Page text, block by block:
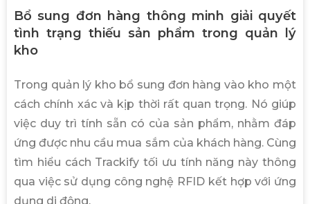
Bổ sung đơn hàng thông minh giải quyết
tình trạng thiếu sản phẩm trong quản lý
kho
Trong quản lý kho bổ sung đơn hàng vào kho một
cách chính xác và kịp thời rất quan trọng. Nó giúp
việc duy trì tính sẵn có của sản phẩm, nhằm đáp
ứng được nhu cầu mua sắm của khách hàng. Cùng
tìm hiểu cách Trackify tối ưu tính năng này thông
qua việc sử dụng công nghệ RFID kết hợp với ứng
dụng di động.